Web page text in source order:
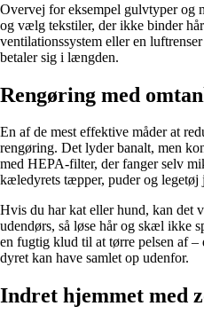
Overvej for eksempel gulvtyper og
og vælg tekstiler, der ikke binder
ventilationssystem eller en
betaler sig i længden.
Rengøring med
En af de mest effektive måder at
rengøring. Det lyder banalt, men
med HEPA-filter, der fanger selv
kæledyrets tæpper, puder og
Hvis du har kat eller hund, kan det
udendørs, så løse hår og skæl ikke
en fugtig klud til at tørre pelsen af
dyret kan have samlet op udenfor.
Indret hjemmet med